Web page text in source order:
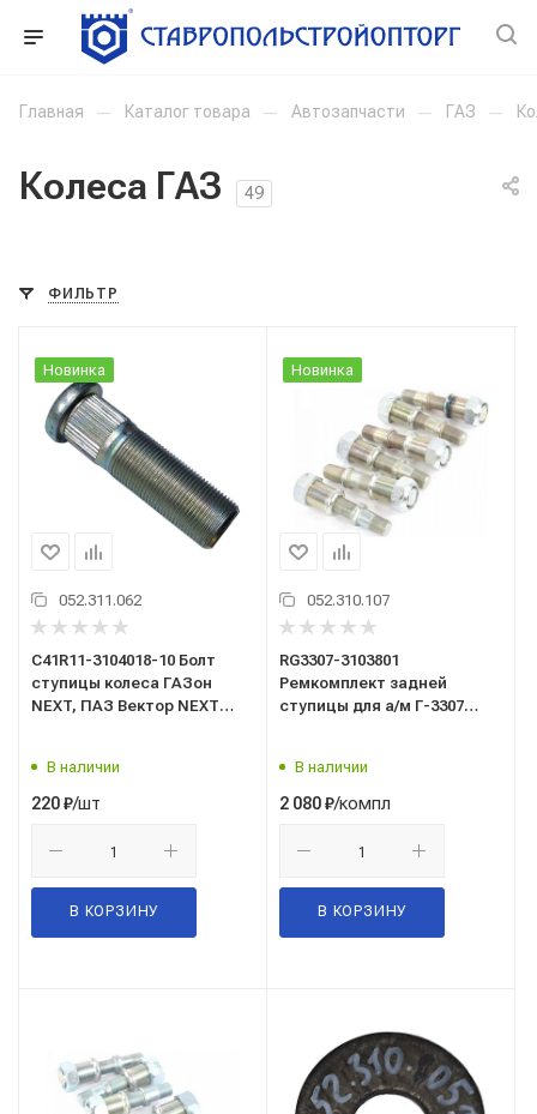
Главная — Каталог товара — Автозапчасти — ГАЗ —
Колеса ГАЗ 49
ФИЛЬТР
Новинка
052.311.062
С41R11-3104018-10 Болт
ступицы колеса ГАЗон
NEXT, ПАЗ Вектор NEXT
В наличии
220₽/шт
В КОРЗИНУ
Новинка
052.310.107
RG3307-3103801
Ремкомплект задней
ступицы для а/м Г-3307
RIGINAL
В наличии
2 080₽/компл
В КОРЗИНУ